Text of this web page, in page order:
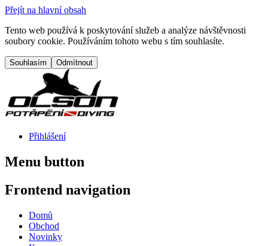
Přejít na hlavní obsah
Tento web používá k poskytování služeb a analýze návštěvnosti
soubory cookie. Používáním tohoto webu s tím souhlasíte.
Přihlášení
Menu button
Frontend navigation
Domů
Obchod
Novinky